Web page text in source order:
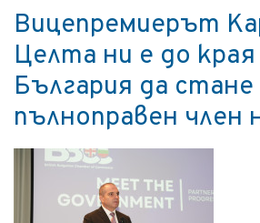
Вицепремиерът
Целта ни е до
България да стане
пълноправен член